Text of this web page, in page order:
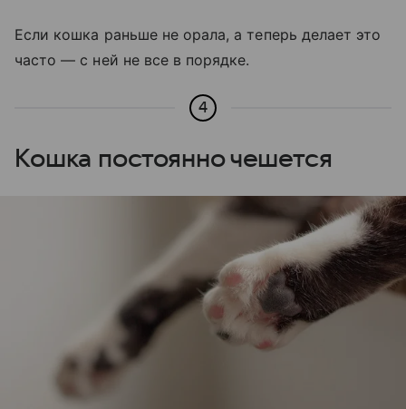
Если кошка раньше не орала, а теперь делает это
часто — с ней не все в порядке.
4
Кошка постоянно чешется